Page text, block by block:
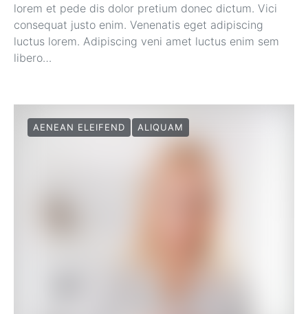
lorem et pede dis dolor pretium donec dictum. Vici
consequat justo enim. Venenatis eget adipiscing
luctus lorem. Adipiscing veni amet luctus enim sem
libero…
AENEAN ELEIFEND ALIQUAM